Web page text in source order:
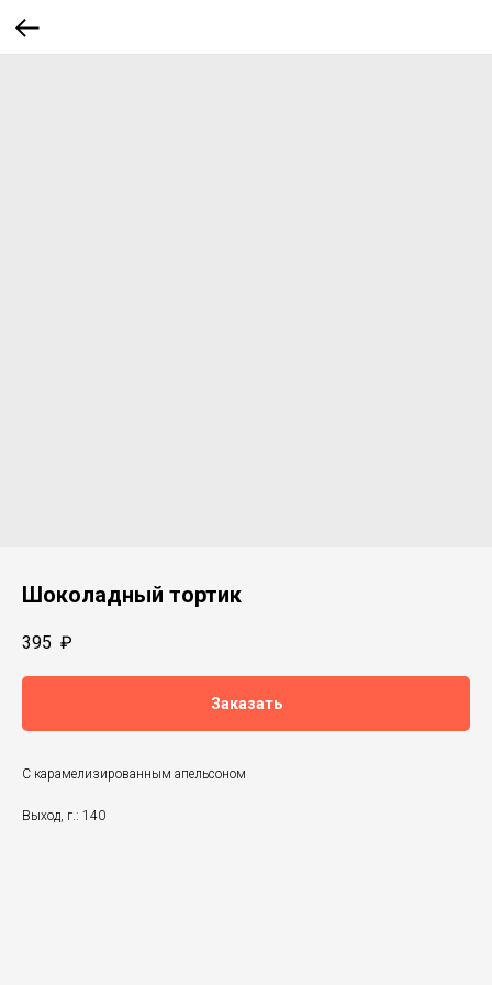
Шоколадный тортик
395 ₽
Заказать
С карамелизированным апельсоном
Выход, г.: 140